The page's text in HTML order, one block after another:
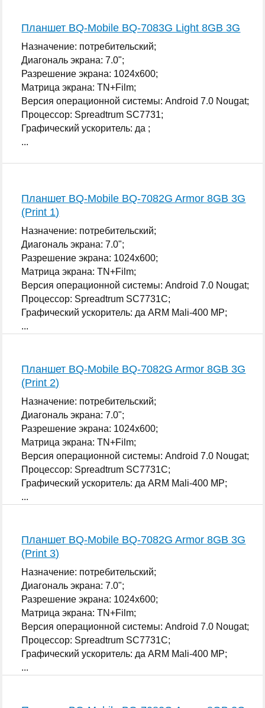
Планшет BQ-Mobile BQ-7083G Light 8GB 3G
Назначение: потребительский;
Диагональ экрана: 7.0";
Разрешение экрана: 1024x600;
Матрица экрана: TN+Film;
Версия операционной системы: Android 7.0 Nougat;
Процессор: Spreadtrum SC7731;
Графический ускоритель: да ;
...
Планшет BQ-Mobile BQ-7082G Armor 8GB 3G
(Print 1)
Назначение: потребительский;
Диагональ экрана: 7.0";
Разрешение экрана: 1024x600;
Матрица экрана: TN+Film;
Версия операционной системы: Android 7.0 Nougat;
Процессор: Spreadtrum SC7731C;
Графический ускоритель: да ARM Mali-400 MP;
...
Планшет BQ-Mobile BQ-7082G Armor 8GB 3G
(Print 2)
Назначение: потребительский;
Диагональ экрана: 7.0";
Разрешение экрана: 1024x600;
Матрица экрана: TN+Film;
Версия операционной системы: Android 7.0 Nougat;
Процессор: Spreadtrum SC7731C;
Графический ускоритель: да ARM Mali-400 MP;
...
Планшет BQ-Mobile BQ-7082G Armor 8GB 3G
(Print 3)
Назначение: потребительский;
Диагональ экрана: 7.0";
Разрешение экрана: 1024x600;
Матрица экрана: TN+Film;
Версия операционной системы: Android 7.0 Nougat;
Процессор: Spreadtrum SC7731C;
Графический ускоритель: да ARM Mali-400 MP;
...